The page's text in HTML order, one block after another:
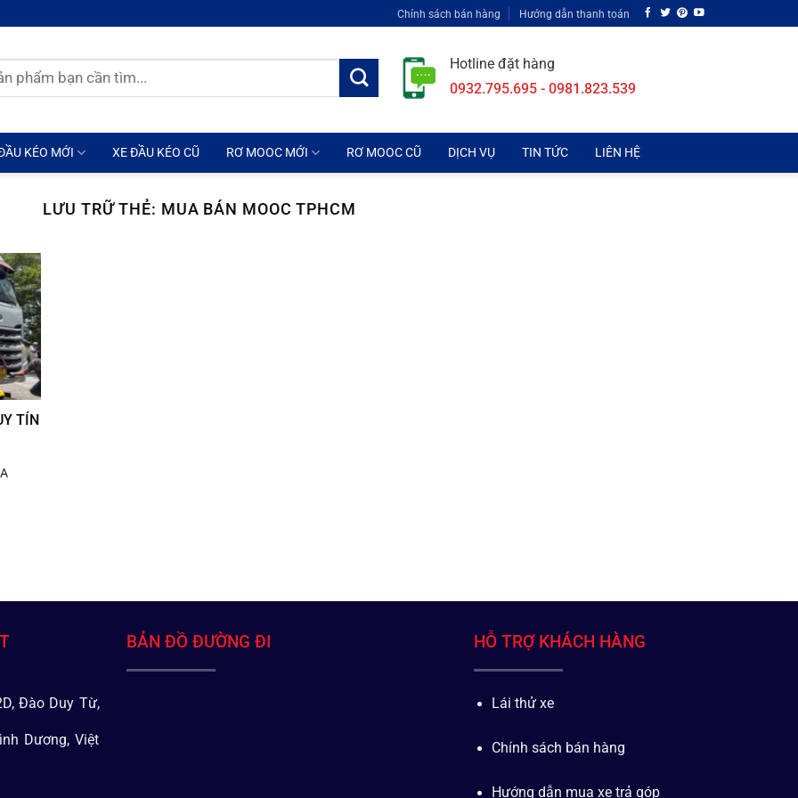
Chính sách bán hàng Hướng dẫn thanh toán
Hotline đặt hàng
0932.795.695 - 0981.823.539
KÉO MỚI XE ĐẦU KÉO CŨ RƠ MOOC MỚI RƠ MOOC CŨ DỊCH VỤ TIN TỨC LIÊN HỆ
LƯU TRỮ THẺ: MUA BÁN MOOC TPHCM
TÍN
Đào Duy Từ,
Dương, Việt
BẢN ĐỒ ĐƯỜNG ĐI HỖ TRỢ KHÁCH HÀNG
Lái thử xe
Chính sách bán hàng
Hướng dẫn mua xe trả góp